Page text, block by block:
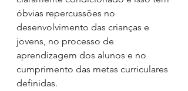
óbvias repercussões no
desenvolvimento das crianças e
jovens, no processo de
aprendizagem dos alunos e no
cumprimento das metas curriculares
definidas.